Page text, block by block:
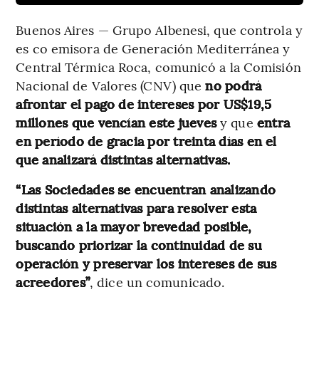
Buenos Aires — Grupo Albenesi, que controla y
es co emisora de Generación Mediterránea y
Central Térmica Roca, comunicó a la Comisión
Nacional de Valores (CNV) queno podrá
afrontar el pago de intereses por US$19,5
millones que vencían este juevesy que entra
en período de gracia por treinta días en el
que analizará distintas alternativas.
“Las Sociedades se encuentran analizando
distintas alternativas para resolver esta
situación a la mayor brevedad posible,
buscando priorizar la continuidad de su
operación y preservar los intereses de sus
acreedores”, dice un comunicado.